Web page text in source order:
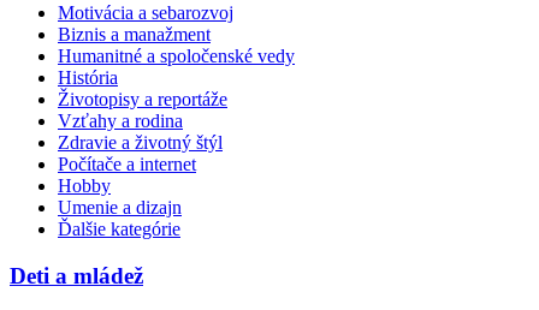
Motivácia a sebarozvoj
Biznis a manažment
Humanitné a spoločenské vedy
História
Životopisy a reportáže
Vzťahy a rodina
Zdravie a životný štýl
Počítače a internet
Hobby
Umenie a dizajn
Ďalšie kategórie
Deti a mládež